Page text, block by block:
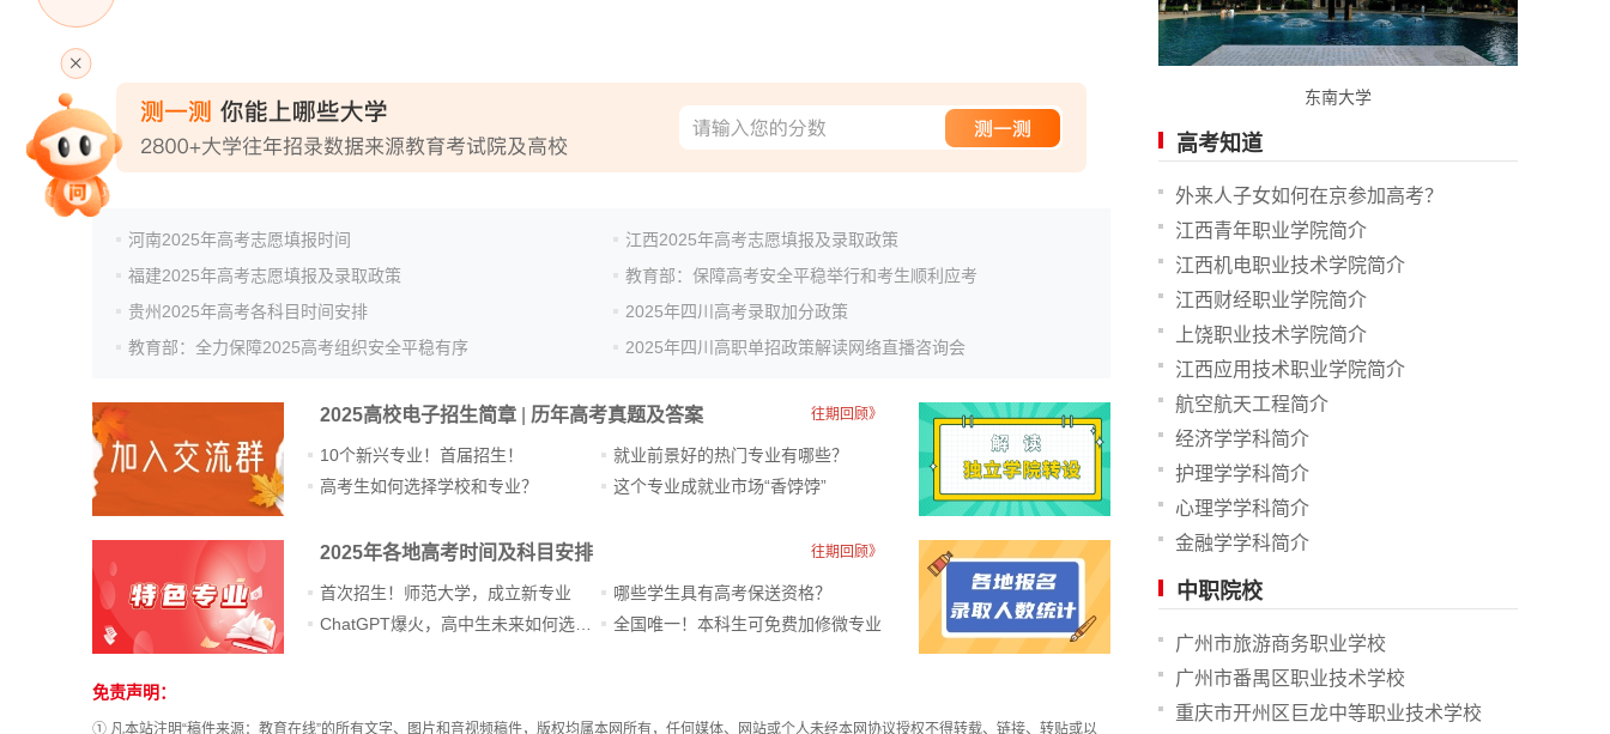
专家指导课
高考估分
高考真题
河南2025年高考志愿填报时间
江西2025年高考志愿填报及录取政策
福建2025年高考志愿填报及录取政策
教育部：保障高考安全平稳举行和考生顺利应考
贵州2025年高考各科目时间安排
2025年四川高考录取加分政策
教育部：全力保障2025高考组织安全平稳有序
2025年四川高职单招政策解读网络直播咨询会
2025高校电子招生简章 历年高考真题及答案 往期回顾》
10个新兴专业！首届招生！
高考生如何选择学校和专业？
就业前景好的热门专业有哪些？
这个专业成就业市场“香饽饽”​
2025年各地高考时间及科目安排 往期回顾》
首次招生！师范大学，成立新专业
哪些学生具有高考保送资格？
全国唯一！本科生可免费加修微专业
站
长
免责声明：
① 凡本站注明“稿件来源：教育在线”的所有文字、图片和音视频稿件，版权均属本网所有，任何媒体、网站或个人未经本网协议授权不得转载、链接、转贴或以
东南大学
高考知道
外来人子女如何在京参加高考？
江西青年职业学院简介
江西机电职业技术学院简介
江西财经职业学院简介
上饶职业技术学院简介
江西应用技术职业学院简介
航空航天工程简介
经济学学科简介
护理学学科简介
心理学学科简介
金融学学科简介
中职院校
广州市旅游商务职业学校
广州市番禺区职业技术学校
重庆市开州区巨龙中等职业技术学校